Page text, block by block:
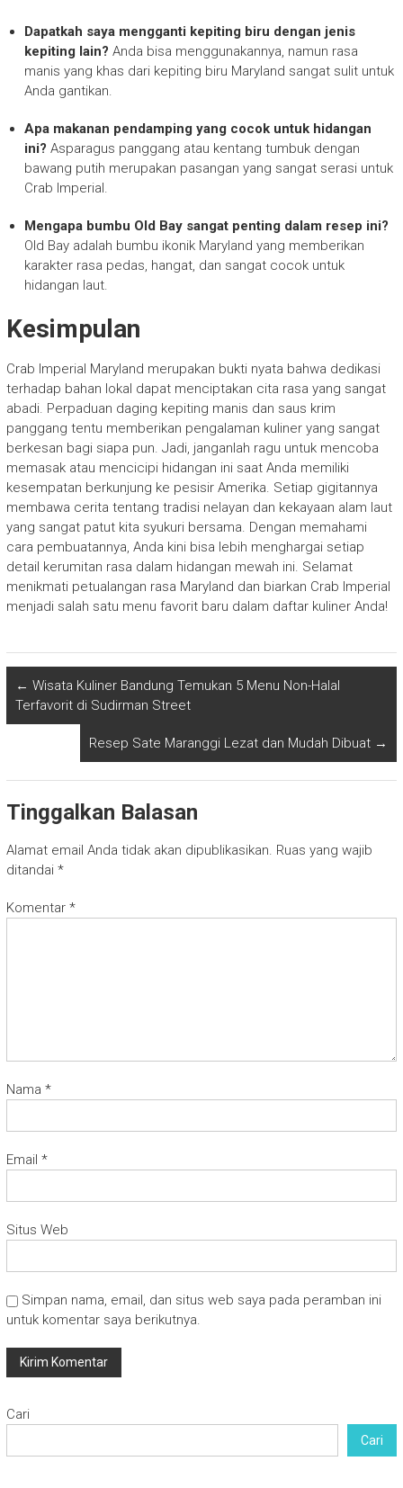
Dapatkah saya mengganti kepiting biru dengan jenis
kepiting lain? Anda bisa menggunakannya, namun rasa
manis yang khas dari kepiting biru Maryland sangat sulit untuk
Anda gantikan.
Apa makanan pendamping yang cocok untuk hidangan
ini? Asparagus panggang atau kentang tumbuk dengan
bawang putih merupakan pasangan yang sangat serasi untuk
Crab Imperial.
Mengapa bumbu Old Bay sangat penting dalam resep ini?
Old Bay adalah bumbu ikonik Maryland yang memberikan
karakter rasa pedas, hangat, dan sangat cocok untuk
hidangan laut.
Kesimpulan
Crab Imperial Maryland merupakan bukti nyata bahwa dedikasi
terhadap bahan lokal dapat menciptakan cita rasa yang sangat
abadi. Perpaduan daging kepiting manis dan saus krim
panggang tentu memberikan pengalaman kuliner yang sangat
berkesan bagi siapa pun. Jadi, janganlah ragu untuk mencoba
memasak atau mencicipi hidangan ini saat Anda memiliki
kesempatan berkunjung ke pesisir Amerika. Setiap gigitannya
membawa cerita tentang tradisi nelayan dan kekayaan alam laut
yang sangat patut kita syukuri bersama. Dengan memahami
cara pembuatannya, Anda kini bisa lebih menghargai setiap
detail kerumitan rasa dalam hidangan mewah ini. Selamat
menikmati petualangan rasa Maryland dan biarkan Crab Imperial
menjadi salah satu menu favorit baru dalam daftar kuliner Anda!
← Wisata Kuliner Bandung Temukan 5 Menu Non-Halal
Terfavorit di Sudirman Street
Resep Sate Maranggi Lezat dan Mudah Dibuat →
Tinggalkan Balasan
Alamat email Anda tidak akan dipublikasikan. Ruas yang wajib
ditandai *
Komentar *
Nama *
Email *
Situs Web
Simpan nama, email, dan situs web saya pada peramban ini
untuk komentar saya berikutnya.
Cari
Cari